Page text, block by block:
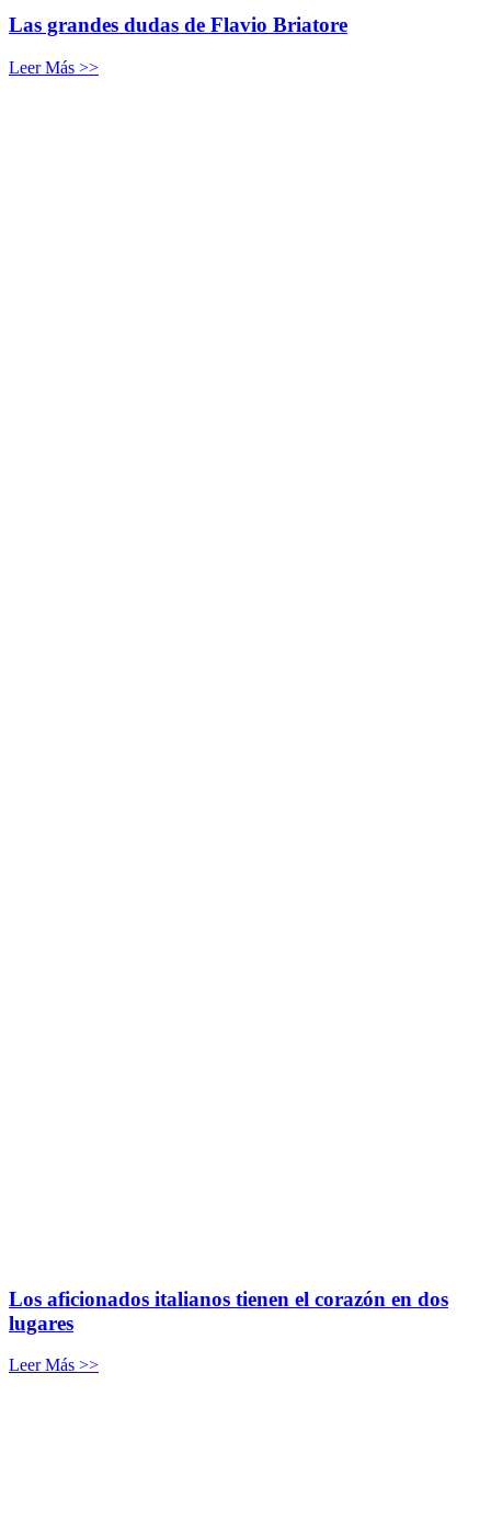
Las grandes dudas de Flavio Briatore
Leer Más >>
Los aficionados italianos tienen el corazón en dos
lugares
Leer Más >>